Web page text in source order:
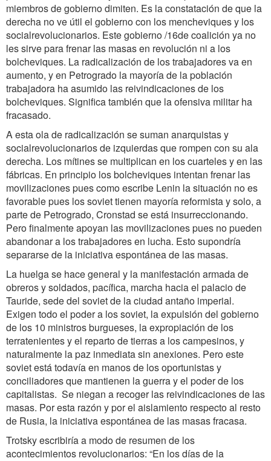
miembros de gobierno dimiten. Es la constatación de que la
derecha no ve útil el gobierno con los mencheviques y los
socialrevolucionarios. Este gobierno /16de coalición ya no
les sirve para frenar las masas en revolución ni a los
bolcheviques. La radicalización de los trabajadores va en
aumento, y en Petrogrado la mayoría de la población
trabajadora ha asumido las reivindicaciones de los
bolcheviques. Significa también que la ofensiva militar ha
fracasado.
A esta ola de radicalización se suman anarquistas y
socialrevolucionarios de izquierdas que rompen con su ala
derecha. Los mítines se multiplican en los cuarteles y en las
fábricas. En principio los bolcheviques intentan frenar las
movilizaciones pues como escribe Lenin la situación no es
favorable pues los soviet tienen mayoría reformista y solo, a
parte de Petrogrado, Cronstad se está insurreccionando.
Pero finalmente apoyan las movilizaciones pues no pueden
abandonar a los trabajadores en lucha. Esto supondría
separarse de la iniciativa espontánea de las masas.
La huelga se hace general y la manifestación armada de
obreros y soldados, pacífica, marcha hacia el palacio de
Tauride, sede del soviet de la ciudad antaño imperial.
Exigen todo el poder a los soviet, la expulsión del gobierno
de los 10 ministros burgueses, la expropiación de los
terratenientes y el reparto de tierras a los campesinos, y
naturalmente la paz inmediata sin anexiones. Pero este
soviet está todavía en manos de los oportunistas y
conciliadores que mantienen la guerra y el poder de los
capitalistas. Se niegan a recoger las reivindicaciones de las
masas. Por esta razón y por el aislamiento respecto al resto
de Rusia, la iniciativa espontánea de las masas fracasa.
Trotsky escribiría a modo de resumen de los
acontecimientos revolucionarios: “En los días de la